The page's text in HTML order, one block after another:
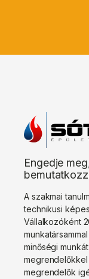
Engedje
A szakmai
technikusi
Vállalkozóként
minőségi
megrendelők